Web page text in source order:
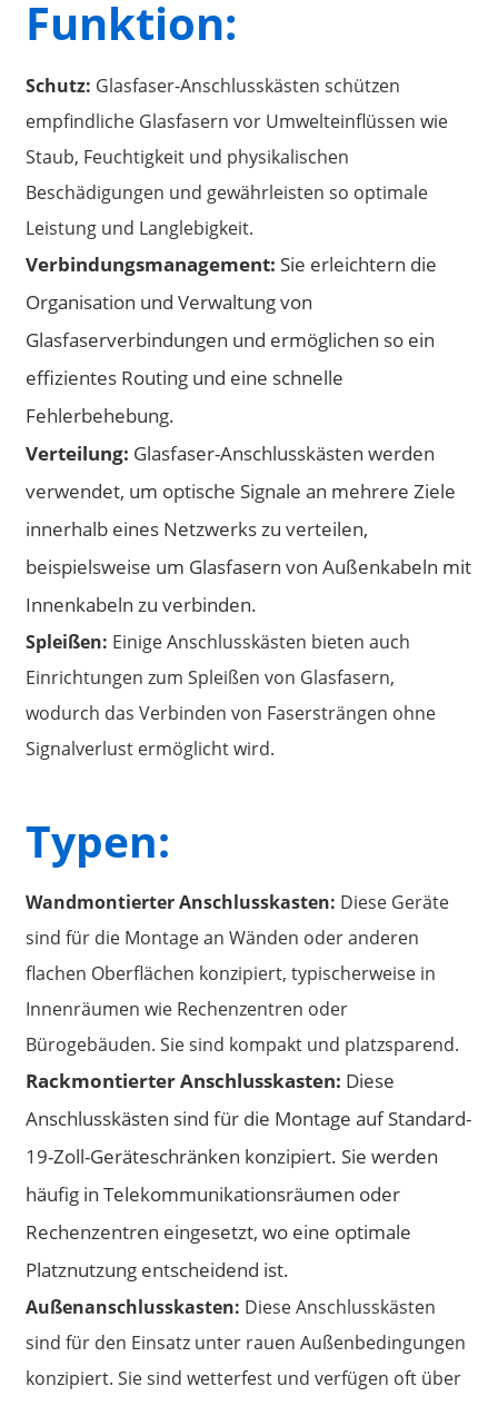
Funktion:
Schutz: Glasfaser-Anschlusskästen schützen
empfindliche Glasfasern vor Umwelteinflüssen wie
Staub, Feuchtigkeit und physikalischen
Beschädigungen und gewährleisten so optimale
Leistung und Langlebigkeit.
Verbindungsmanagement: Sie erleichtern die
Organisation und Verwaltung von
Glasfaserverbindungen und ermöglichen so ein
effizientes Routing und eine schnelle
Fehlerbehebung.
Verteilung: Glasfaser-Anschlusskästen werden
verwendet, um optische Signale an mehrere Ziele
innerhalb eines Netzwerks zu verteilen,
beispielsweise um Glasfasern von Außenkabeln mit
Innenkabeln zu verbinden.
Spleißen: Einige Anschlusskästen bieten auch
Einrichtungen zum Spleißen von Glasfasern,
wodurch das Verbinden von Fasersträngen ohne
Signalverlust ermöglicht wird.
Typen:
Wandmontierter Anschlusskasten: Diese Geräte
sind für die Montage an Wänden oder anderen
flachen Oberflächen konzipiert, typischerweise in
Innenräumen wie Rechenzentren oder
Bürogebäuden. Sie sind kompakt und platzsparend.
Rackmontierter Anschlusskasten: Diese
Anschlusskästen sind für die Montage auf Standard-
19-Zoll-Geräteschränken konzipiert. Sie werden
häufig in Telekommunikationsräumen oder
Rechenzentren eingesetzt, wo eine optimale
Platznutzung entscheidend ist.
Außenanschlusskasten: Diese Anschlusskästen
sind für den Einsatz unter rauen Außenbedingungen
konzipiert. Sie sind wetterfest und verfügen oft über